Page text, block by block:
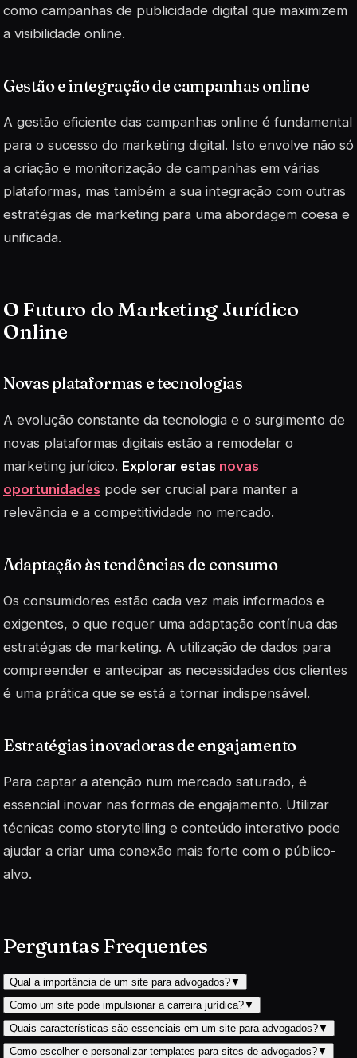
como campanhas de publicidade digital que maximizem
a visibilidade online.
Gestão e integração de campanhas online
A gestão eficiente das campanhas online é fundamental
para o sucesso do marketing digital. Isto envolve não só
a criação e monitorização de campanhas em várias
plataformas, mas também a sua integração com outras
estratégias de marketing para uma abordagem coesa e
unificada.
O Futuro do Marketing Jurídico
Online
Novas plataformas e tecnologias
A evolução constante da tecnologia e o surgimento de
novas plataformas digitais estão a remodelar o
marketing jurídico. Explorar estas novas
oportunidades pode ser crucial para manter a
relevância e a competitividade no mercado.
Adaptação às tendências de consumo
Os consumidores estão cada vez mais informados e
exigentes, o que requer uma adaptação contínua das
estratégias de marketing. A utilização de dados para
compreender e antecipar as necessidades dos clientes
é uma prática que se está a tornar indispensável.
Estratégias inovadoras de engajamento
Para captar a atenção num mercado saturado, é
essencial inovar nas formas de engajamento. Utilizar
técnicas como storytelling e conteúdo interativo pode
ajudar a criar uma conexão mais forte com o público-
alvo.
Perguntas Frequentes
Qual a importância de um site para advogados?▼
Como um site pode impulsionar a carreira jurídica?▼
Quais características são essenciais em um site para advogados?▼
Como escolher e personalizar templates para sites de advogados?▼